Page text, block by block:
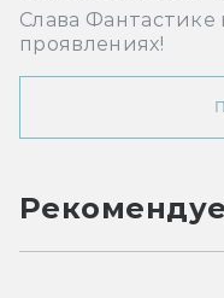
Слава Фантастике
проявлениях!